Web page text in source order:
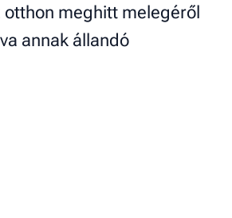
meghitt melegéről
annak állandó